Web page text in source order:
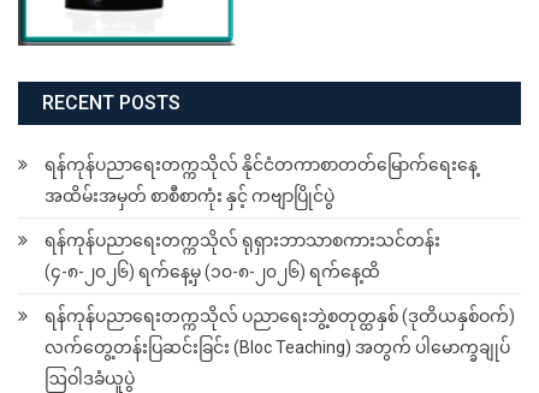
RECENT POSTS
ရန်ကုန်ပညာရေးတက္ကသိုလ် နိုင်ငံတကာစာတတ်မြောက်ရေးနေ့
အထိမ်းအမှတ် စာစီစာကုံး နှင့် ကဗျာပြိုင်ပွဲ
ရန်ကုန်ပညာရေးတက္ကသိုလ် ရုရှားဘာသာစကားသင်တန်း
(၄-၈-၂၀၂၆) ရက်နေ့မှ (၁၀-၈-၂၀၂၆) ရက်နေ့ထိ
ရန်ကုန်ပညာရေးတက္ကသိုလ် ပညာရေးဘွဲ့စတုတ္ထနှစ် (ဒုတိယနှစ်ဝက်)
လက်တွေ့တန်းပြဆင်းခြင်း (Bloc Teaching) အတွက် ပါမောက္ခချုပ်
ဩဝါဒခံယူပွဲ